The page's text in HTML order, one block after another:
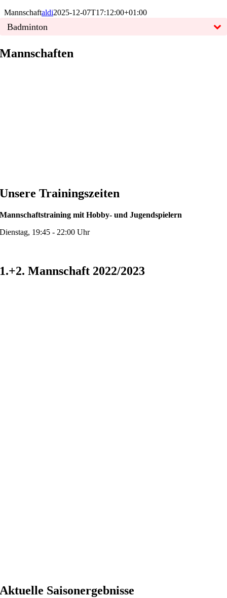
Mannschaftaldi2025-12-07T17:12:00+01:00
Badminton
Mannschaften
Unsere Trainingszeiten
Mannschaftstraining mit Hobby- und Jugendspielern
Dienstag, 19:45 - 22:00 Uhr
1.+2. Mannschaft 2022/2023
Aktuelle Saisonergebnisse